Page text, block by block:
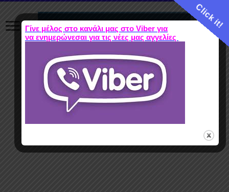
Click it!
Γίνε μέλος στο κανάλι μας στο Viber για
να ενημερώνεσαι για τις νέες μας αγγελίες